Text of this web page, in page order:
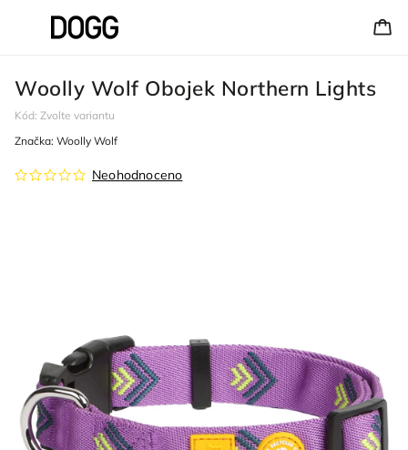
Woolly Wolf Obojek Northern Lights
Kód: Zvolte variantu
Neohodnoceno
Značka: Woolly Wolf